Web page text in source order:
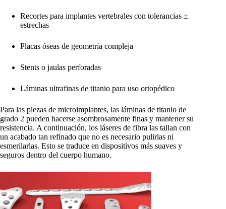
Recortes para implantes vertebrales con tolerancias ±
estrechas
Placas óseas de geometría compleja
Stents o jaulas perforadas
Láminas ultrafinas de titanio para uso ortopédico
Para las piezas de microimplantes, las láminas de titanio de
grado 2 pueden hacerse asombrosamente finas y mantener su
resistencia. A continuación, los láseres de fibra las tallan con
un acabado tan refinado que no es necesario pulirlas ni
esmerilarlas. Esto se traduce en dispositivos más suaves y
seguros dentro del cuerpo humano.